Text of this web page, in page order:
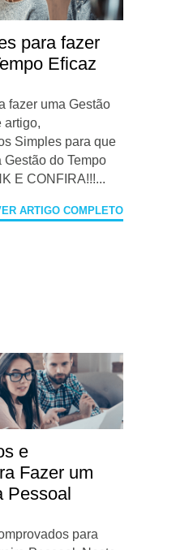
para fazer
Eficaz
fazer uma Gestão
artigo,
Simples para que
do Tempo
E CONFIRA!!!...
ARTIGO COMPLETO
e
Fazer um
Pessoal
para